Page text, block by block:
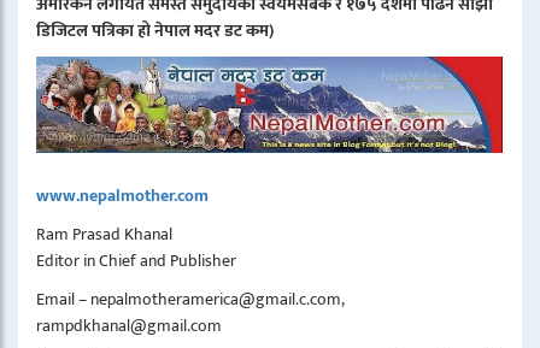
डिजिटल पत्रिका हो नेपाल मदर डट कम)
www.nepalmother.com
Ram Prasad Khanal
Editor in Chief and Publisher
Email – nepalmotheramerica@gmail.c.com,
rampdkhanal@gmail.com